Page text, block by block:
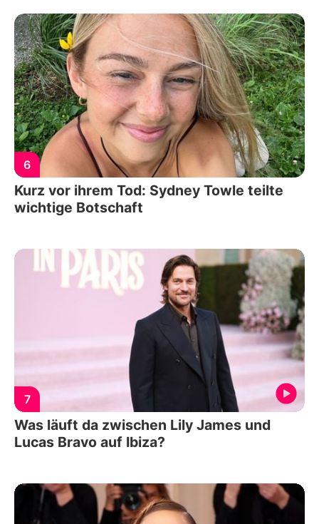
6
Kurz vor ihrem Tod: Sydney Towle teilte
wichtige Botschaft
7
Was läuft da zwischen Lily James und
Lucas Bravo auf Ibiza?